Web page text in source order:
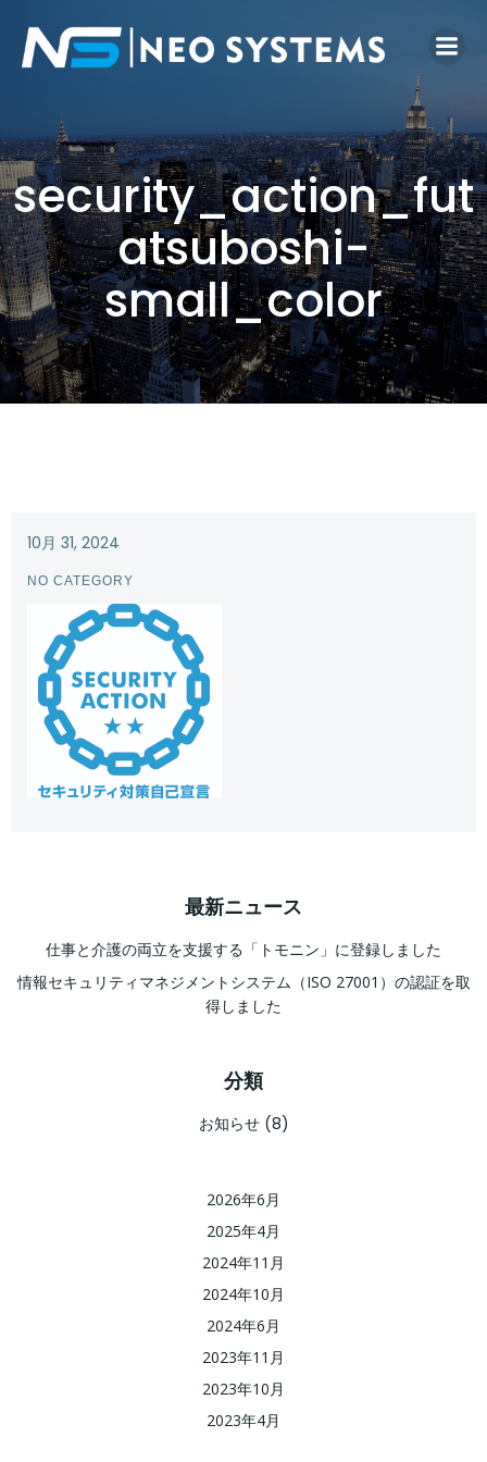
security_action_fut
atsuboshi-
small_color
10月 31, 2024
NO CATEGORY
最新ニュース
仕事と介護の両立を支援する「トモニン」に登録しました
情報セキュリティマネジメントシステム（ISO 27001）の認証を取
得しました
分類
お知らせ(8)
2026年6月
2025年4月
2024年11月
2024年10月
2024年6月
2023年11月
2023年10月
2023年4月